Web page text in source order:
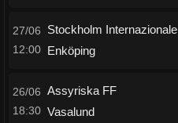
27/06
12:00
Stockholm Internazionale
Enköping
26/06
18:30
Assyriska FF
Vasalund